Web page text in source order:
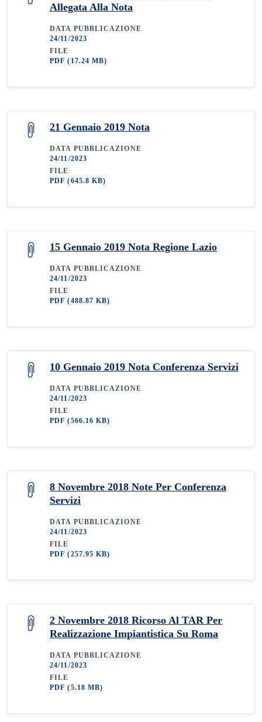
Allegata Alla Nota
DATA PUBBLICAZIONE
24/11/2023
FILE
PDF(17.24 MB)
21 Gennaio 2019 Nota
DATA PUBBLICAZIONE
24/11/2023
FILE
PDF(645.8 KB)
15 Gennaio 2019 Nota Regione Lazio
DATA PUBBLICAZIONE
24/11/2023
FILE
PDF(488.87 KB)
10 Gennaio 2019 Nota Conferenza Servizi
DATA PUBBLICAZIONE
24/11/2023
FILE
PDF(566.16 KB)
8 Novembre 2018 Note Per Conferenza
Servizi
DATA PUBBLICAZIONE
24/11/2023
FILE
PDF(257.95 KB)
2 Novembre 2018 Ricorso Al TAR Per
Realizzazione Impiantistica Su Roma
DATA PUBBLICAZIONE
24/11/2023
FILE
PDF(5.18 MB)